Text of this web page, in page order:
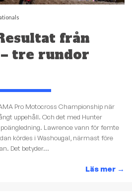
från
tre rundor
Pro Motocross Championship när
uppehåll. Och det med Hunter
Lawrence vann för femte
kördes i Washougal, närmast före
Det betyder...
Läs mer →